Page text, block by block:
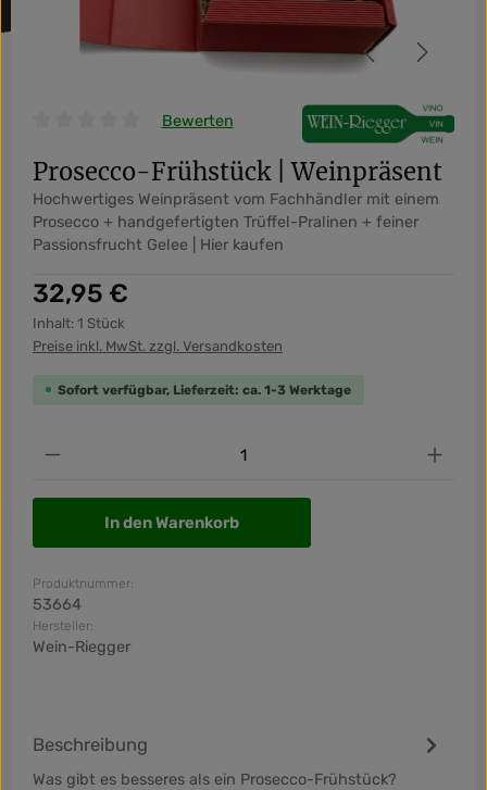
Durchschnittliche Bewertung von 0 von 5 Sternen
Bewerten
Prosecco-Frühstück | Weinpräsent
Hochwertiges Weinpräsent vom Fachhändler mit einem
Prosecco + handgefertigten Trüffel-Pralinen + feiner
Passionsfrucht Gelee | Hier kaufen
Regulärer Preis:
32,95 €
Inhalt: 1 Stück
Preise inkl. MwSt. zzgl. Versandkosten
Sofort verfügbar, Lieferzeit: ca. 1-3 Werktage
Produkt Anzahl: Gib den gewünschten Wert
In den Warenkorb
Produktnummer:
53664
Hersteller:
Wein-Riegger
Beschreibung
Was gibt es besseres als ein Prosecco-Frühstück?